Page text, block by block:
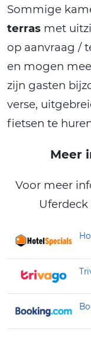
Sommige
terras met
op aanvraag /
en mogen
zijn gasten
verse,
fietsen te
Meer
Voor meer